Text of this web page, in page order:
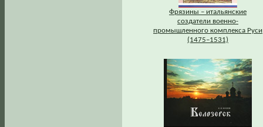
Фрязины – итальянские
создатели военно-
промышленного комплекса Руси
(1475–1531)